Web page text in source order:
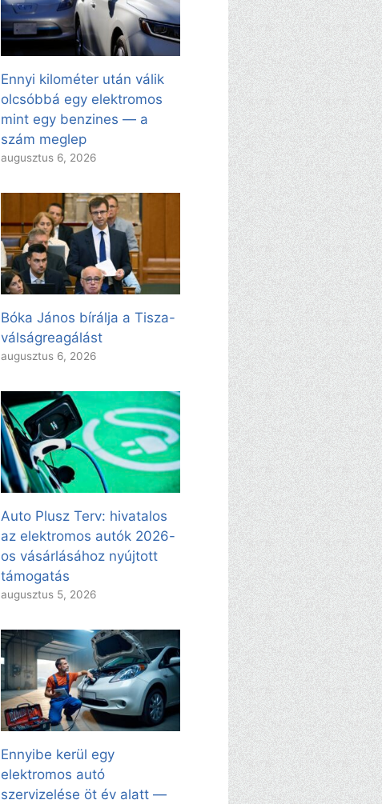
Ennyi kilométer után válik
olcsóbbá egy elektromos
mint egy benzines — a
szám meglep
augusztus 6, 2026
Bóka János bírálja a Tisza-
válságreagálást
augusztus 6, 2026
Auto Plusz Terv: hivatalos
az elektromos autók 2026-
os vásárlásához nyújtott
támogatás
augusztus 5, 2026
Ennyibe kerül egy
elektromos autó
szervizelése öt év alatt —